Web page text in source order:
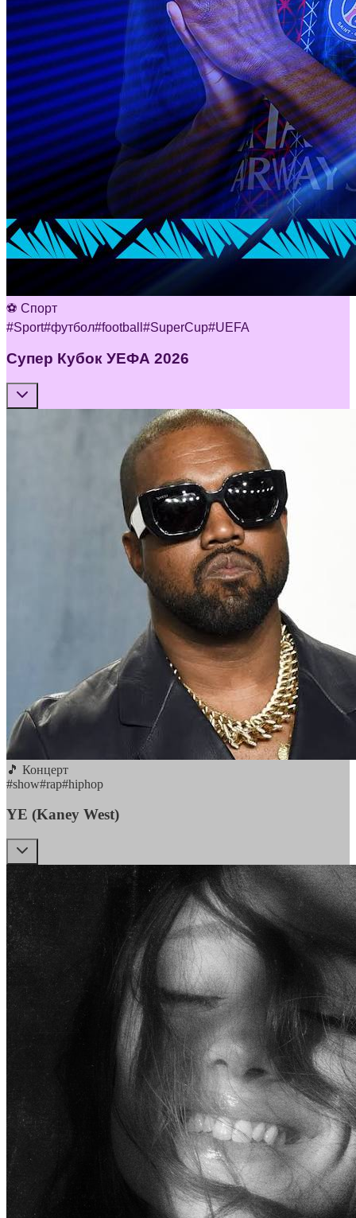
⚽ Спорт
#Sport#футбол#football #SuperCup#UEFA
Супер Кубок УЕФА 2026
🎵 Концерт
#show#rap#hiphop
YE (Kaney West)